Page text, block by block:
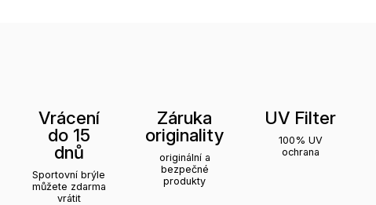
Vrácení
do 15
dnů
Sportovní brýle
můžete zdarma
vrátit
Záruka
originality
originální a
bezpečné
produkty
UV Filter
100% UV
ochrana